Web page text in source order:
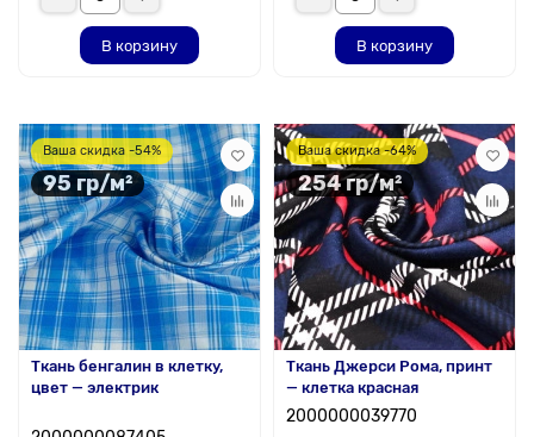
В корзину В корзину
Ваша скидка -54%
95 гр/м²
Ткань бенгалин в клетку,
цвет — электрик
Ваша скидка -64%
254 гр/м²
Ткань Джерси Рома, принт
— клетка красная
2000000039770